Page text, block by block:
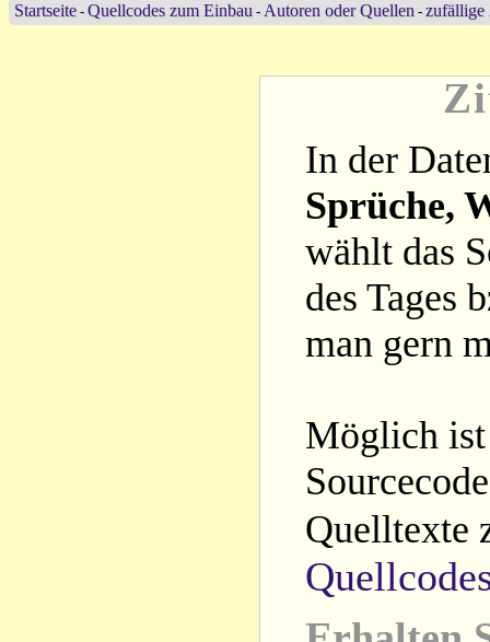
Startseite - Quellcodes zum Einbau - Autoren oder Quellen - zufällige
In der
Sprüche,
wählt das
des Tages
man gern
Möglich ist
Quelltexte